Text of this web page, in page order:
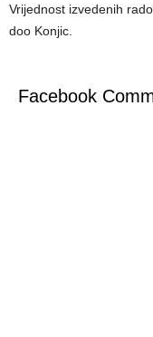
Vrijednost izvedenih
doo Konjic.
Facebook